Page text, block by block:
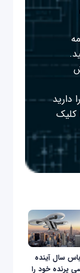
دارید
کلیک
سال آینده
پرنده خود را